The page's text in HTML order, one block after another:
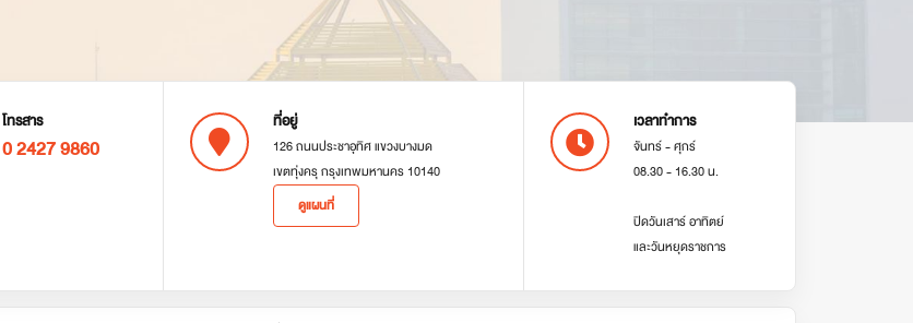
โทรสาร
0 2427 9860
ที่อยู่
126 ถนนประชาอุทิศ แขวงบางมด
เขตทุ่งครุ กรุงเทพมหานคร 10140
ดูแผนที่
เวลาทำการ
จันทร์ - ศุกร์
08.30 - 16.30 น.
ปิดวันเสาร์ อาทิตย์
และวันหยุดราชการ